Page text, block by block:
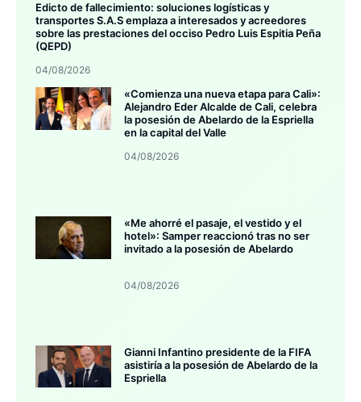
Edicto de fallecimiento: soluciones logísticas y
transportes S.A.S emplaza a interesados y acreedores
sobre las prestaciones del occiso Pedro Luis Espitia Peña
(QEPD)
04/08/2026
«Comienza una nueva etapa para Cali»:
Alejandro Eder Alcalde de Cali, celebra
la posesión de Abelardo de la Espriella
en la capital del Valle
04/08/2026
«Me ahorré el pasaje, el vestido y el
hotel»: Samper reaccionó tras no ser
invitado a la posesión de Abelardo
04/08/2026
Gianni Infantino presidente de la FIFA
asistiría a la posesión de Abelardo de la
Espriella